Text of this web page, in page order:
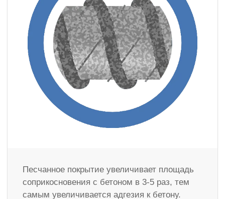
Песчанное покрытие увеличивает площадь
соприкосновения с бетоном в 3-5 раз, тем
самым увеличивается адгезия к бетону.